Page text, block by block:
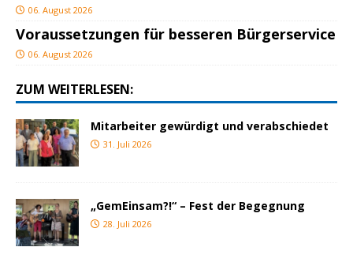
06. August 2026
Voraussetzungen für besseren Bürgerservice
06. August 2026
ZUM WEITERLESEN:
Mitarbeiter gewürdigt und verabschiedet
31. Juli 2026
„GemEinsam?!“ – Fest der Begegnung
28. Juli 2026